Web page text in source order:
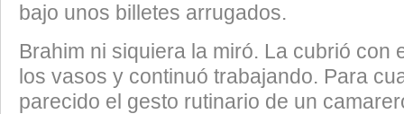
bajo unos billetes arrugados.
​Brahim ni siquiera la miró. La cubrió con
los vasos y continuó trabajando. Para
parecido el gesto rutinario de un